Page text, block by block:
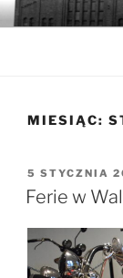
Przejdź
do
Muzeum
MIESIĄC:
W
5 STYCZNIA
Ferie w